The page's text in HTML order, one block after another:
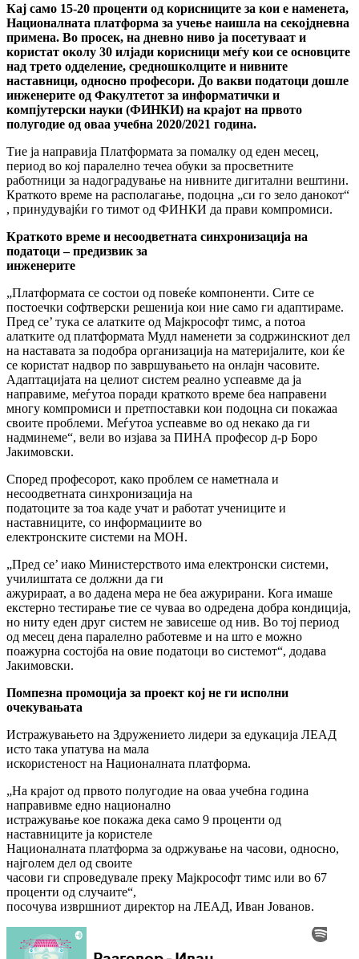
Кај само 15-20 проценти од корисниците за кои е наменета,
Националната платформа за учење наишла на секојдневна
примена. Во просек, на дневно ниво ја посетуваат и
користат околу 30 илјади корисници меѓу кои се основците
над трето одделение, средношколците и нивните
наставници, односно професори. До вакви податоци дошле
инженерите од Факултетот за информатички и
компјутерски науки (ФИНКИ) на крајот на првото
полугодие од оваа учебна 2020/2021 година.
Тие ја направија Платформата за помалку од еден месец,
период во кој паралелно течеа обуки за просветните
работници за надоградување на нивните дигитални вештини.
Краткото време на располагање, подоцна „си го зело данокот“
, принудувајќи го тимот од ФИНКИ да прави компромиси.
Краткото време и несоодветната синхронизација на
податоци – предизвик за
инженерите
„Платформата се состои од повеќе компоненти. Сите се
постоечки софтверски решенија кои ние само ги адаптираме.
Пред се’ тука се алатките од Мајкрософт тимс, а потоа
алатките од платформата Мудл наменети за содржинскиот дел
на наставата за подобра организација на материјалите, кои ќе
се користат надвор по завршувањето на онлајн часовите.
Адаптацијата на целиот систем реално успеавме да ја
направиме, меѓутоа поради краткото време беа направени
многу компромиси и претпоставки кои подоцна си покажаа
своите проблеми. Меѓутоа успеавме во од некако да ги
надминеме“, вели во изјава за ПИНА професор д-р Боро
Јакимовски.
Според професорот, како проблем се наметнала и
несоодветната синхронизација на
податоците за тоа каде учат и работат учениците и
наставниците, со информациите во
електронските системи на МОН.
„Пред се’ иако Министерството има електронски системи,
училиштата се должни да ги
ажурираат, а во дадена мера не беа ажурирани. Кога имаше
екстерно тестирање тие се чуваа во одредена добра кондиција,
но ниту еден друг систем не зависеше од нив. Во тој период
од месец дена паралелно работевме и на што е можно
поажурна состојба на овие податоци во системот“, додава
Јакимовски.
Помпезна промoција за проект кој не ги исполни
очекувањата
Истражувањето на Здружението лидери за едукација ЛЕАД
исто така упатува на мала
искористеност на Националната платформа.
„На крајот од првото полугодие на оваа учебна година
направивме едно национално
истражување кое покажа дека само 9 проценти од
наставниците ја користеле
Националната платформа за одржување на часови, односно,
најголем дел од своите
часови ги спроведувале преку Мајкрософт тимс или во 67
проценти од случаите“,
посочува извршниот директор на ЛЕАД, Иван Јованов.